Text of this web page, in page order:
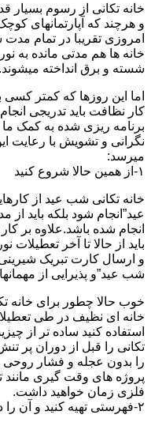
خانه تکانی از رسوم بسیار
و هرچند که آپارتمانهای
امروزی تقریبا در تمام مدت
خانه ها هم مدتی مانده به
شسته و برق انداخته میشوند.
اما این روزها که کمتر
کار نظافت باید تدریجی
برنامه ریزی شده به کمک ما
نگرانی و تشویش با رعایت
میرسد:
۱-از همین حالا شروع کنید
خانه تکانی شب عید از
عید”انجام شود بلکه باید
انجام شده باشد.علاوه بر
باید از حالا تا آخر تعطیلات
و ارسال کارت تبریک
شب عید”و پذیرایی از
خوب حالا چطور برای خانه
خانه ای نظیف در طی
استفاده کنید ساده تر از
تکانی را قبل از دوران پر
را بدون عجله و فشار روحی
پروژه های وقت گیری مانند
فلزی زمان خواهید داشت.
۲-فهرستی تهیه کنید و آن را دو مرتبه چک کنید